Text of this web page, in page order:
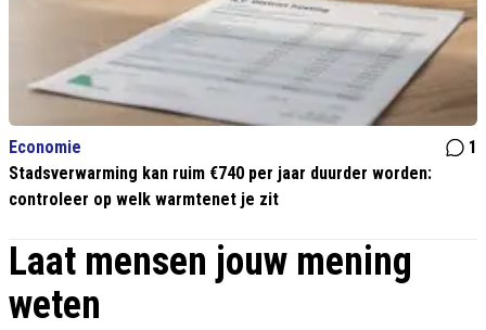
Economie
1
Stadsverwarming kan ruim €740 per jaar duurder worden:
controleer op welk warmtenet je zit
Laat mensen jouw mening
weten